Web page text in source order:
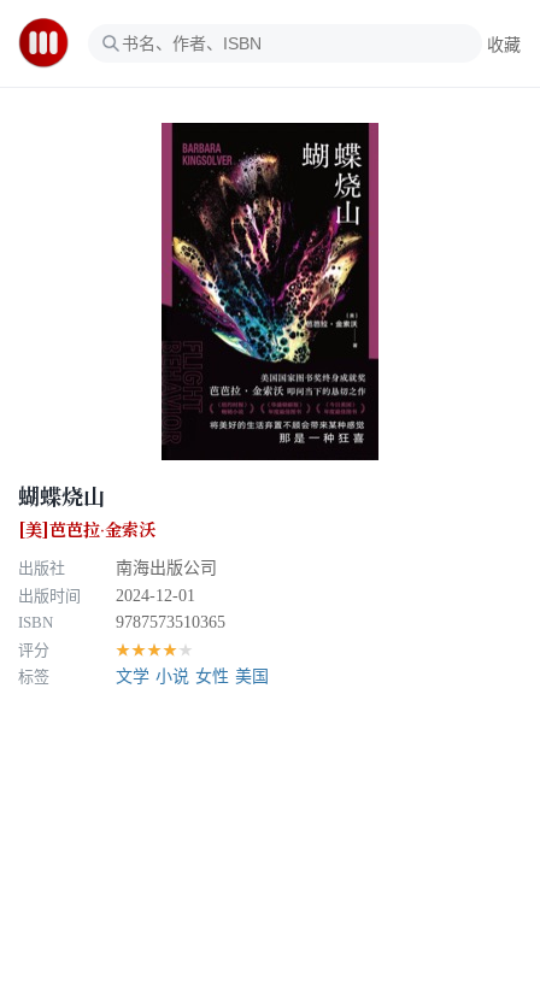
收藏
蝴蝶烧山
[美]芭芭拉·金索沃
出版社
南海出版公司
出版时间
2024-12-01
ISBN
9787573510365
评分
★★★★★
标签 文学 小说 女性 美国